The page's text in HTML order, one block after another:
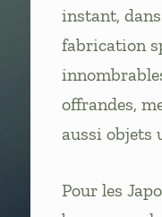
instant,
fabrication
offrandes,
aussi objets
Pour les